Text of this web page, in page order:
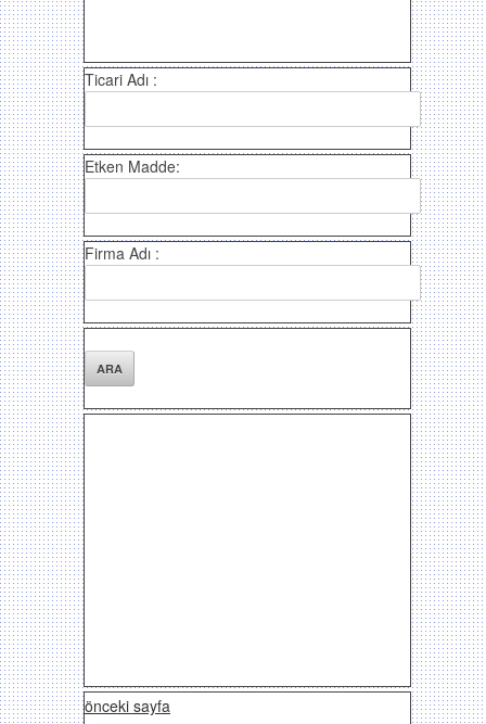
Ticari Adı :
Etken Madde:
Firma Adı :
önceki sayfa